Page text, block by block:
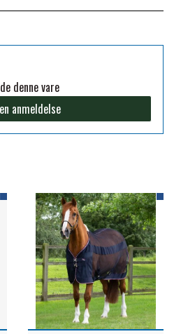
KØLETERAPI
RYTTER
EQUESTIAN
LIKIT
NAF
EQUINE
denne vare
anmeldelse